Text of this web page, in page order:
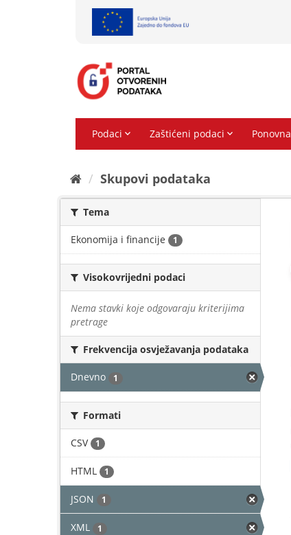
Skupovi podаtаkа
Tema
Ekonomija i financije 1
Visokovrijedni podaci
Nema stavki koje odgovaraju kriterijima
pretrage
Frekvencija osvježavanja podataka
Dnevno 1
Formati
CSV 1
HTML 1
JSON 1
XML 1